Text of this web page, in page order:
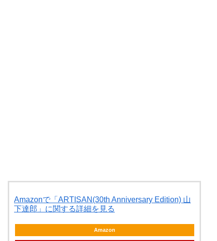
Amazonで「ARTISAN(30th Anniversary Edition) 山
下達郎」に関する詳細を見る
Amazon